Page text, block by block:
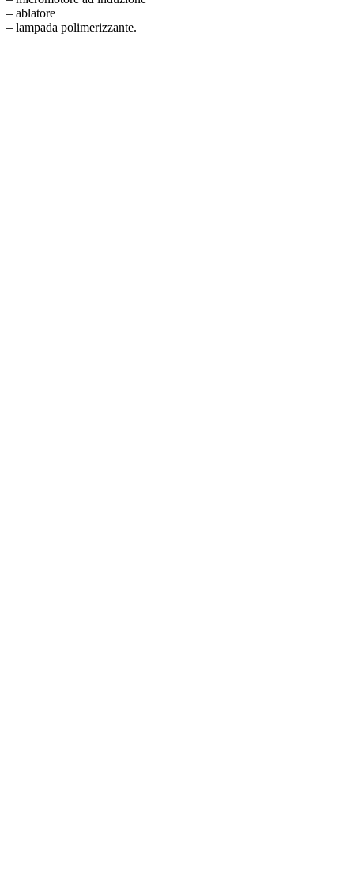
– ablatore
– lampada polimerizzante.